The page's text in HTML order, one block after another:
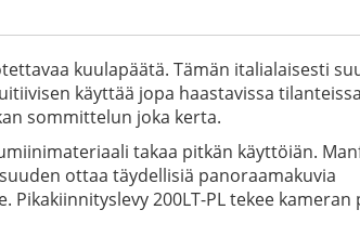
kuulapäätä. Tämän italialaisesti
käyttää jopa haastavissa
sommittelun joka kerta.
takaa pitkän käyttöiän.
ottaa täydellisiä panoraamakuvia
200LT-PL tekee kameran